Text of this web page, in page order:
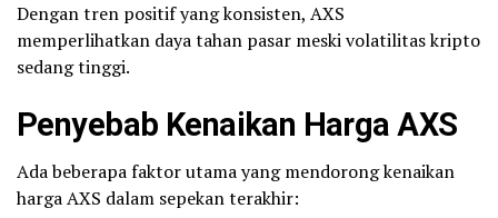
Dengan tren positif yang konsisten, AXS
memperlihatkan daya tahan pasar meski volatilitas kripto
sedang tinggi.
Penyebab Kenaikan Harga AXS
Ada beberapa faktor utama yang mendorong kenaikan
harga AXS dalam sepekan terakhir: